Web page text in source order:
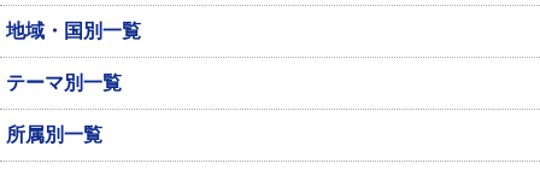
地域・国別一覧
テーマ別一覧
所属別一覧